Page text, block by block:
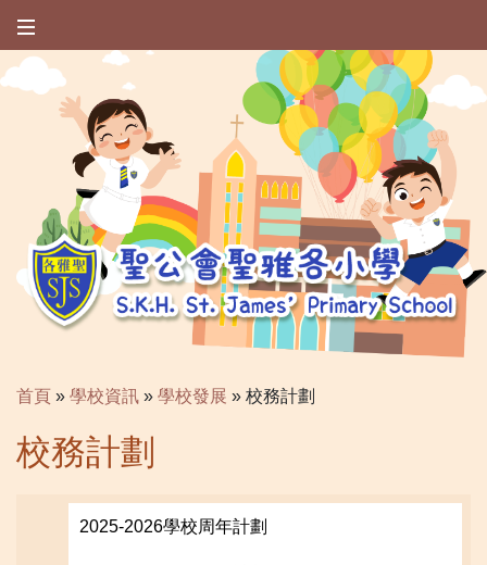
首頁 » 學校資訊 » 學校發展 » 校務計劃
校務計劃
2025-2026學校周年計劃